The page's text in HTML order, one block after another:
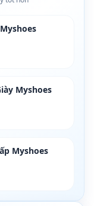
Myshoes
Myshoes